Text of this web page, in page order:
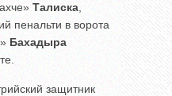
Талиска,
пенальти в ворота
Бахадыра
защитник